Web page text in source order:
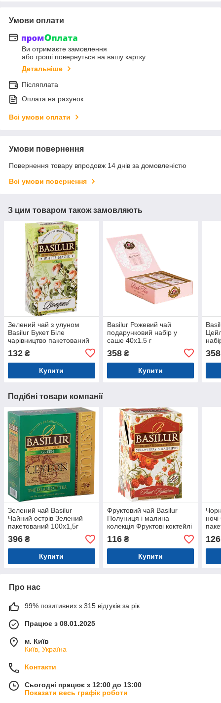
Умови оплати
Ви отримаєте замовлення
або гроші повернуться на вашу картку
Детальніше
Післяплата
Оплата на рахунок
Всі умови оплати
Умови повернення
Повернення товару впродовж 14 днів за домовленістю
Всі умови повернення
З цим товаром також замовляють
Зелений чай з улуном
Basilur Букет Біле
чарівництво пакетований
132 ₴
Купити
Basilur Рожевий чай
подарунковий набір у
саше 40х1.5 г
358₴
Купити
358
Подібні товари компанії
Зелений чай Basilur
Чайний острів Зелений
пакетований 100х1,5г
396 ₴
Купити
Фруктовий чай Basilur
Полуниця і малина
колекція Фруктові коктейлі
пакетований 25х1,8г
116₴
Купити
126
Про нас
99% позитивних з 315 відгуків за рік
Працює з 08.01.2025
м. Київ
Київ, Україна
Контакти
Сьогодні працює з 12:00 до 13:00
Показати весь графік роботи